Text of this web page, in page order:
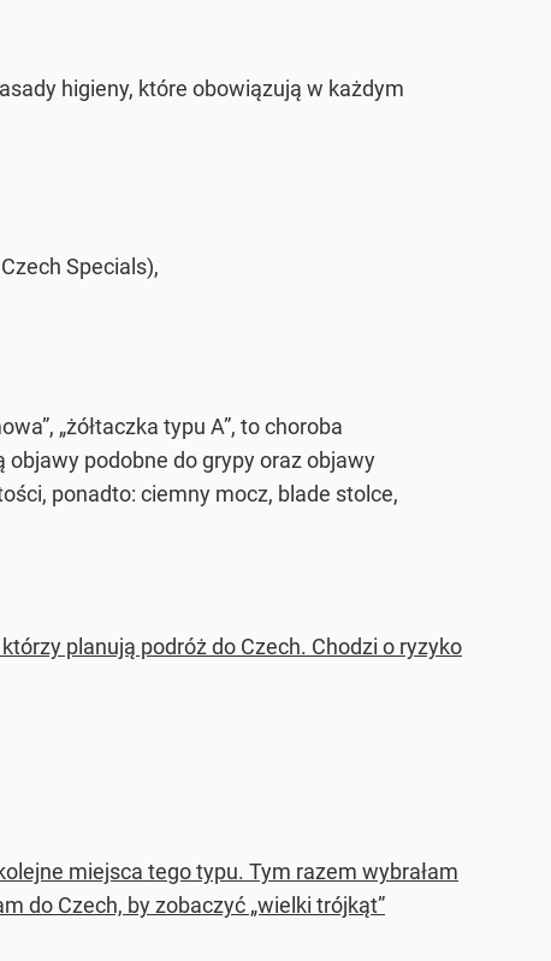
higieny, które obowiązują w każdym
Specials),
„żółtaczka typu A”, to choroba
podobne do grypy oraz objawy
ponadto: ciemny mocz, blade stolce,
planują podróż do Czech. Chodzi o ryzyko
miejsca tego typu. Tym razem wybrałam
do Czech, by zobaczyć „wielki trójkąt”